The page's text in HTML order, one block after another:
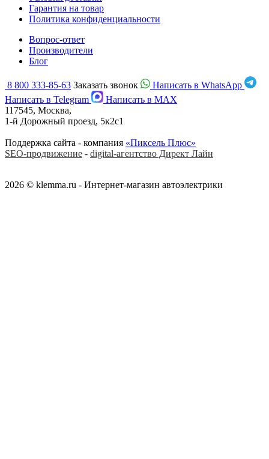
Гарантия на товар
Политика конфиденциальности
Вопрос-ответ
Производители
Блог
8 800 333-85-63 Заказать звонок
Написать в WhatsApp
Написать в Telegram
Написать в MAX
117545, Москва,
1-й Дорожный проезд, 5к2с1
Поддержка сайта - компания «Пиксель Плюс»
SEO-продвижение - digital-агентство Директ Лайн
2026 © klemma.ru - Интернет-магазин автоэлектрики